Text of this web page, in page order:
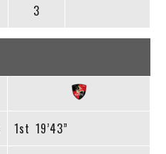
3
1st 19’43”